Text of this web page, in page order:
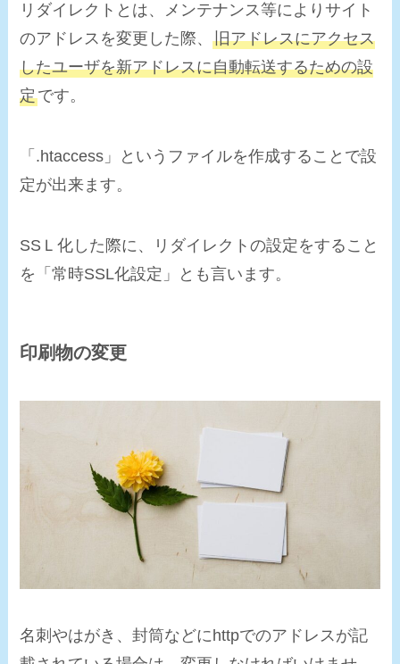
リダイレクトとは、メンテナンス等によりサイト
のアドレスを変更した際、旧アドレスにアクセス
したユーザを新アドレスに自動転送するための設
定です。
「.htaccess」というファイルを作成することで設
定が出来ます。
SSＬ化した際に、リダイレクトの設定をすること
を「常時SSL化設定」とも言います。
印刷物の変更
名刺やはがき、封筒などにhttpでのアドレスが記